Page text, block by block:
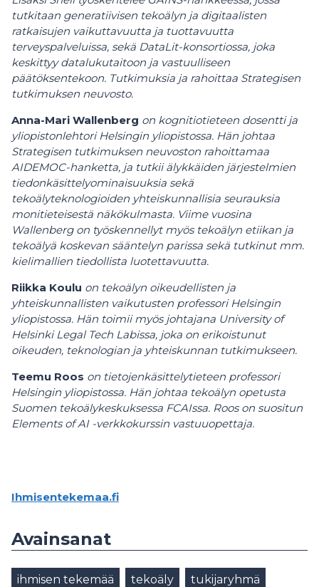
tutkitaan generatiivisen tekoälyn ja digitaalisten
ratkaisujen vaikuttavuutta ja tuottavuutta
terveyspalveluissa, sekä DataLit-konsortiossa, joka
keskittyy datalukutaitoon ja vastuulliseen
päätöksentekoon. Tutkimuksia ja rahoittaa Strategisen
tutkimuksen neuvosto.
Anna-Mari Wallenberg on kognitiotieteen dosentti ja
yliopistonlehtori Helsingin yliopistossa. Hän johtaa
Strategisen tutkimuksen neuvoston rahoittamaa
AIDEMOC-hanketta, ja tutkii älykkäiden järjestelmien
tiedonkäsittelyominaisuuksia sekä
tekoälyteknologioiden yhteiskunnallisia seurauksia
monitieteisestä näkökulmasta. Viime vuosina
Wallenberg on työskennellyt myös tekoälyn etiikan ja
tekoälyä koskevan sääntelyn parissa sekä tutkinut mm.
kielimallien tiedollista luotettavuutta.
Riikka Koulu on tekoälyn oikeudellisten ja
yhteiskunnallisten vaikutusten professori Helsingin
yliopistossa. Hän toimii myös johtajana University of
Helsinki Legal Tech Labissa, joka on erikoistunut
oikeuden, teknologian ja yhteiskunnan tutkimukseen.
Teemu Roos on tietojenkäsittelytieteen professori
Helsingin yliopistossa. Hän johtaa tekoälyn opetusta
Suomen tekoälykeskuksessa FCAIssa. Roos on suositun
Elements of AI -verkkokurssin vastuuopettaja.
Ihmisentekemaa.fi
Avainsanat
ihmisen tekemää tekoäly tukijaryhmä